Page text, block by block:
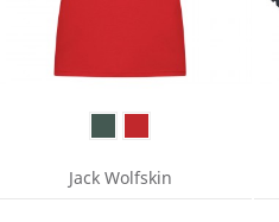
Jack Wolfskin